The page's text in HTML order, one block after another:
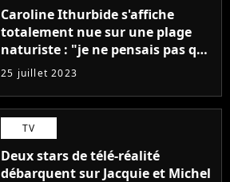
Caroline Ithurbide s'affiche
totalement nue sur une plage
naturiste : "je ne pensais pas que
j'arriverais à le faire..."
25 juillet 2023
TV
Deux stars de télé-réalité
débarquent sur Jacquie et Michel